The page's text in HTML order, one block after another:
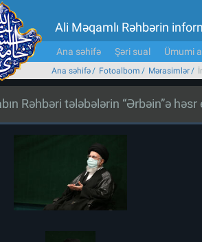
Ali Məqamlı Rəhbərin
Ana səhifə Şəri sual Ümumi
Ana səhifə Fotoalbom Mərasimlər
Rəhbəri tələbələrin “Ərbəin”ə